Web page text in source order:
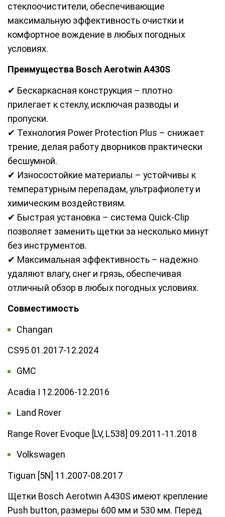
стеклоочистители, обеспечивающие
максимальную эффективность очистки и
комфортное вождение в любых погодных
условиях.
Преимущества Bosch Aerotwin A430S
✔ Бескаркасная конструкция – плотно
прилегает к стеклу, исключая разводы и
пропуски.
✔ Технология Power Protection Plus – снижает
трение, делая работу дворников практически
бесшумной.
✔ Износостойкие материалы – устойчивы к
температурным перепадам, ультрафиолету и
химическим воздействиям.
✔ Быстрая установка – система Quick-Clip
позволяет заменить щетки за несколько минут
без инструментов.
✔ Максимальная эффективность – надежно
удаляют влагу, снег и грязь, обеспечивая
отличный обзор в любых погодных условиях.
Совместимость
Changan
CS95 01.2017-12.2024
GMC
Acadia I 12.2006-12.2016
Land Rover
Range Rover Evoque [LV, L538] 09.2011-11.2018
Volkswagen
Tiguan [5N] 11.2007-08.2017
Щетки Bosch Aerotwin A430S имеют крепление
Push button, размеры 600 мм и 530 мм. Перед